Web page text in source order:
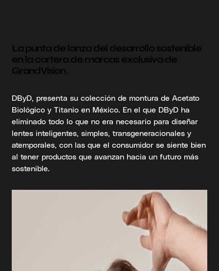
La punta de lanza del desarrollo sostenible
en la cartera de marcas exclusiva de
GrandVision.
DByD, presenta su colección de montura de Acetato
Biológico y Titanio en México. En el que DByD ha
eliminado todo lo que no era necesario para diseñar
lentes inteligentes, simples, transgeneracionales y
atemporales, con las que el consumidor se siente bien
al tener productos que avanzan hacia un futuro más
sostenible.